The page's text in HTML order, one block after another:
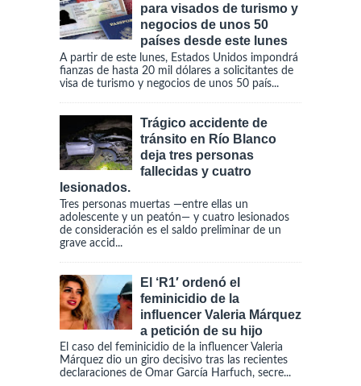
para visados de turismo y
negocios de unos 50
países desde este lunes
A partir de este lunes, Estados Unidos impondrá
fianzas de hasta 20 mil dólares a solicitantes de
visa de turismo y negocios de unos 50 país...
Trágico accidente de
tránsito en Río Blanco
deja tres personas
fallecidas y cuatro
lesionados.
Tres personas muertas —entre ellas un
adolescente y un peatón— y cuatro lesionados
de consideración es el saldo preliminar de un
grave accid...
El ‘R1′ ordenó el
feminicidio de la
influencer Valeria Márquez
a petición de su hijo
El caso del feminicidio de la influencer Valeria
Márquez dio un giro decisivo tras las recientes
declaraciones de Omar García Harfuch, secre...